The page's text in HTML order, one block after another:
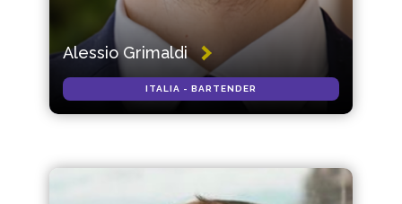
Alessio Grimaldi
ITALIA - BARTENDER